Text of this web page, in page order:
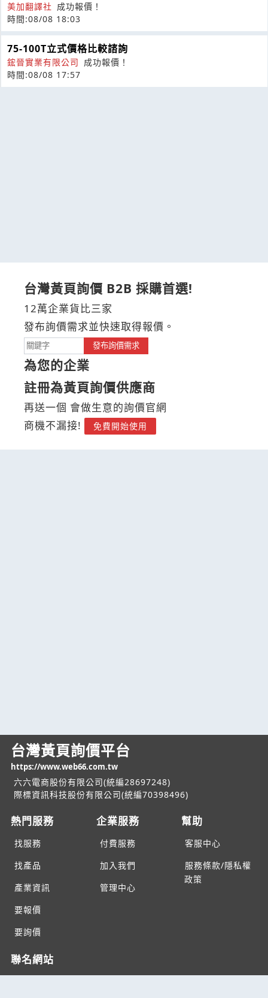
美加翻譯社 成功報價！
時間:08/08 18:03
75-100T立式價格比較諮詢
鋐晉實業有限公司 成功報價！
時間:08/08 17:57
台灣黃頁詢價 B2B 採購首選!
12萬企業貨比三家
發布詢價需求並快速取得報價。
發布詢價需求
為您的企業
註冊為黃頁詢價供應商
再送一個 會做生意的詢價官網
商機不漏接!
免費開始使用
台灣黃頁詢價平台
https://www.web66.com.tw
六六電商股份有限公司(統編28697248)
際標資訊科技股份有限公司(統編70398496)
熱門服務
找服務
找產品
產業資訊
要報價
要詢價
企業服務
付費服務
加入我們
管理中心
幫助
客服中心
服務條款/隱私權
政策
聯名網站